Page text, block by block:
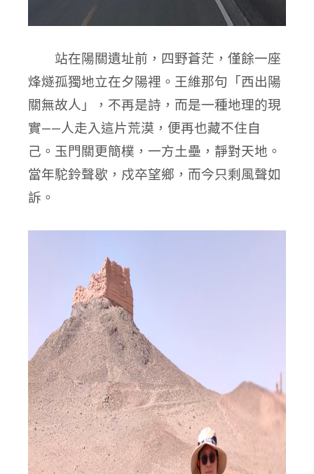
站在陽關遺址前，四野蒼茫，僅餘一座
烽燧孤獨地立在夕陽裡。王維那句「西出陽
關無故人」，不再是詩，而是一種地理的現
實——人走入這片荒漠，便再也藏不住自
己。玉門關更簡樸，一方土壘，靜對天地。
當年駝鈴聲歇，戍卒望鄉，而今只剩風聲如
訴。